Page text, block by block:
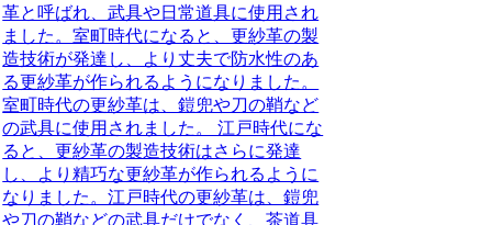
革と呼ばれ、武具や日常道具に使用され
ました。室町時代になると、更紗革の製
造技術が発達し、より丈夫で防水性のあ
る更紗革が作られるようになりました。
室町時代の更紗革は、鎧兜や刀の鞘など
の武具に使用されました。 江戸時代にな
ると、更紗革の製造技術はさらに発達
し、より精巧な更紗革が作られるように
なりました。江戸時代の更紗革は、鎧兜
や刀の鞘などの武具だけでなく、茶道具